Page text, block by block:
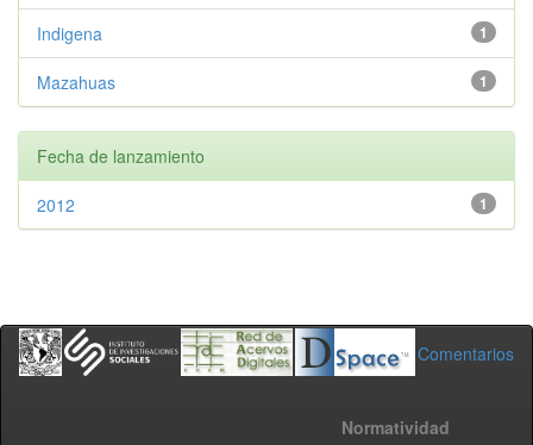
1
Indigena
1
Mazahuas
Fecha de lanzamiento
1
2012
Comentarios
Normatividad